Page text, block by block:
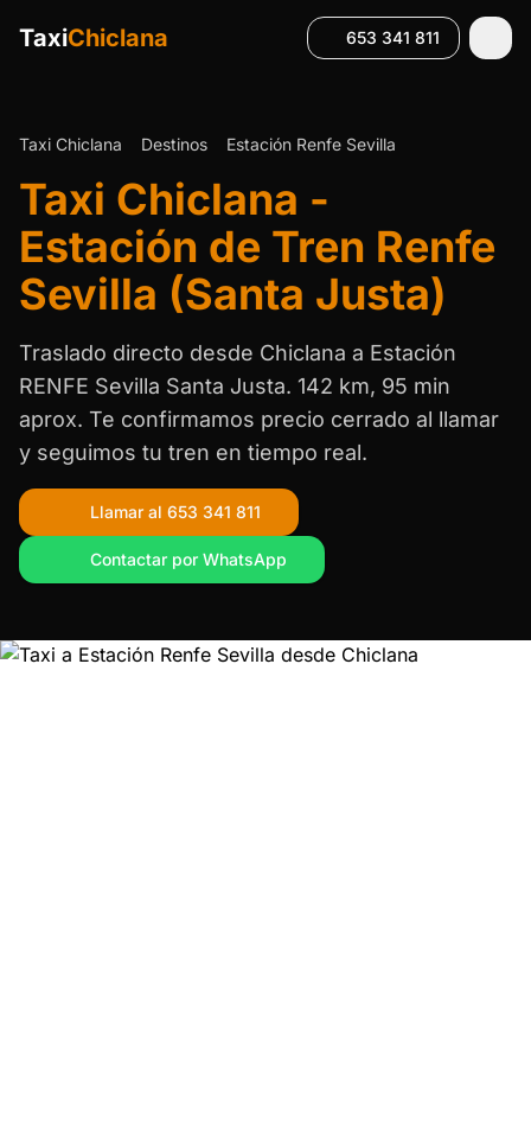
TaxiChiclana 653 341 811
Taxi Chiclana Destinos Estación Renfe Sevilla
Taxi Chiclana -
Estación de Tren Renfe
Sevilla (Santa Justa)
Traslado directo desde Chiclana a Estación
RENFE Sevilla Santa Justa. 142 km, 95 min
aprox. Te confirmamos precio cerrado al llamar
y seguimos tu tren en tiempo real.
Llamar al 653 341 811
Contactar por WhatsApp